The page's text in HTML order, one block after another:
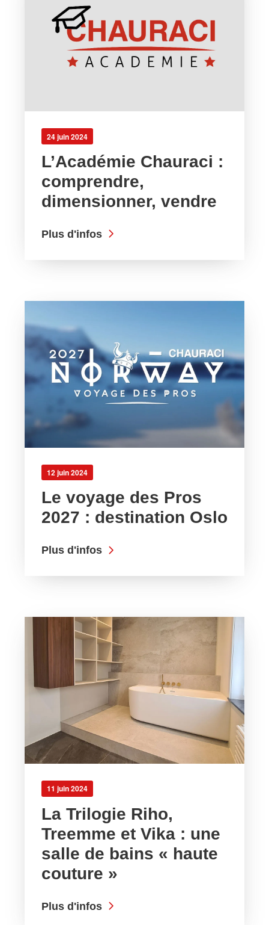
24 juin 2024
L’Académie Chauraci :
comprendre,
dimensionner, vendre
Plus d'infos
12 juin 2024
Le voyage des Pros
2027 : destination Oslo
Plus d'infos
11 juin 2024
La Trilogie Riho,
Treemme et Vika : une
salle de bains « haute
couture »
Plus d'infos